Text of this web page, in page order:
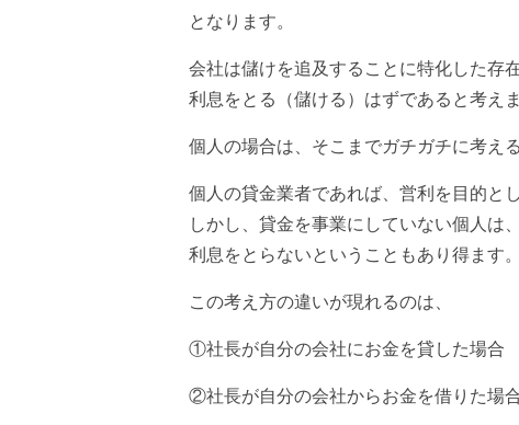
となります。
会社は儲けを追及することに特化した存
利息をとる（儲ける）はずであると考えま
個人の場合は、そこまでガチガチに考え
個人の貸金業者であれば、営利を目的と
しかし、貸金を事業にしていない個人は
利息をとらないということもあり得ます。
この考え方の違いが現れるのは、
①社長が自分の会社にお金を貸した場合
②社長が自分の会社からお金を借りた場